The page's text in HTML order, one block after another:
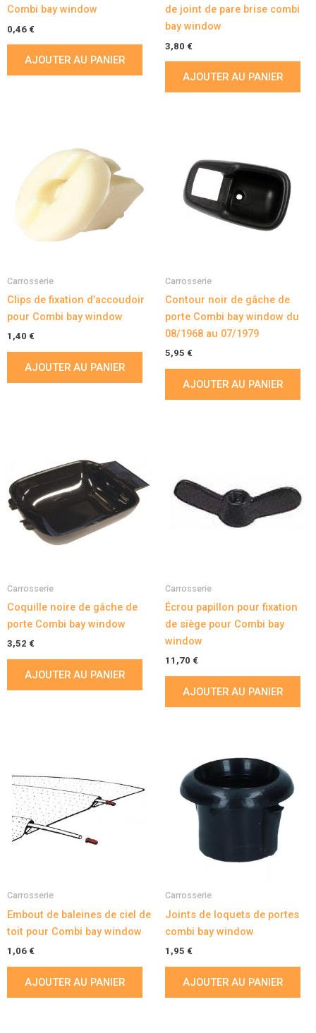
Combi bay window
0,46 €
AJOUTER AU PANIER
de joint de pare brise combi
bay window
3,80 €
AJOUTER AU PANIER
Carrosserie
Clips de fixation d’accoudoir
pour Combi bay window
1,40 €
AJOUTER AU PANIER
Carrosserie
Contour noir de gâche de
porte Combi bay window du
08/1968 au 07/1979
5,95 €
AJOUTER AU PANIER
Carrosserie
Coquille noire de gâche de
porte Combi bay window
3,52 €
AJOUTER AU PANIER
Carrosserie
Écrou papillon pour fixation
de siège pour Combi bay
window
11,70 €
AJOUTER AU PANIER
Carrosserie
Embout de baleines de ciel de
toit pour Combi bay window
1,06 €
AJOUTER AU PANIER
Carrosserie
Joints de loquets de portes
combi bay window
1,95 €
AJOUTER AU PANIER